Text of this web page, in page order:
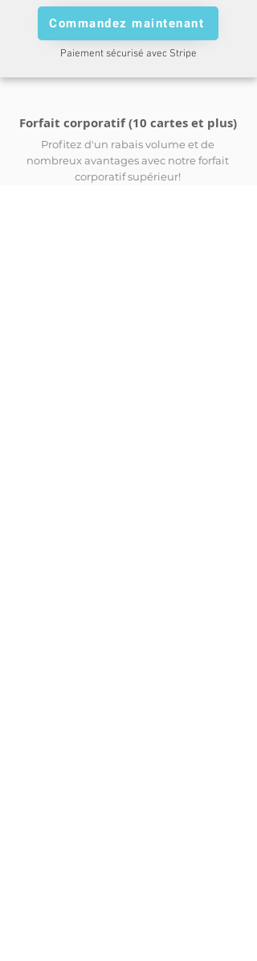
Commandez maintenant
Paiement sécurisé avec Stripe
Forfait corporatif (10 cartes et plus)
Profitez d'un rabais volume et de
nombreux avantages avec notre forfait
corporatif supérieur!